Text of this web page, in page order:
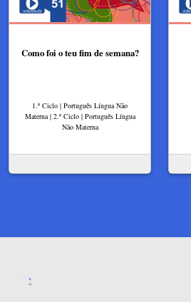
Como foi o teu fim de semana?
1.º Ciclo | Português Língua Não
Materna | 2.º Ciclo | Português Língua
Não Materna